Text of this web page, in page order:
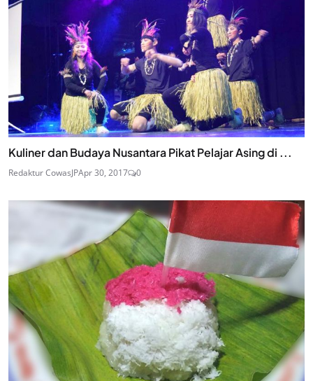
Kuliner dan Budaya Nusantara Pikat Pelajar Asing di ...
Redaktur CowasJPApr 30, 2017 0